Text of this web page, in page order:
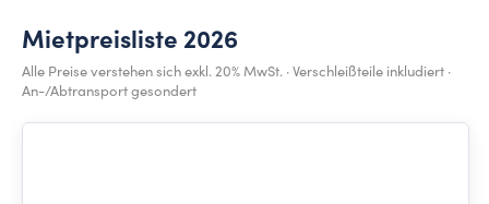
Mietpreisliste 2026
Alle Preise verstehen sich exkl. 20% MwSt. · Verschleißteile inkludiert ·
An-/Abtransport gesondert